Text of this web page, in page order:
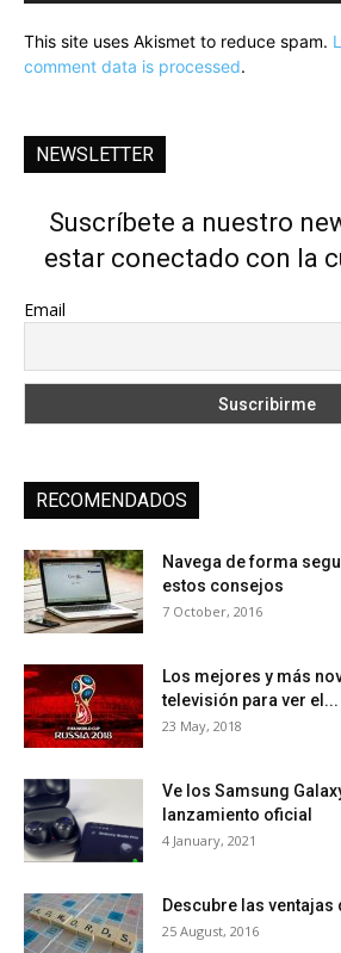
This site uses Akismet to reduce spam.
comment data is processed.
NEWSLETTER
Suscríbete a nuestro
estar conectado con la
Email
RECOMENDADOS
Navega de forma
estos consejos
7 October, 2016
Los mejores y más
televisión para ver el...
23 May, 2018
Ve los Samsung
lanzamiento oficial
4 January, 2021
Descubre las
25 August, 2016